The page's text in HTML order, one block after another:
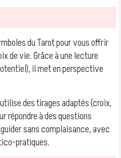
du Tarot pour vous offrir
de vie. Grâce à une lecture
il met en perspective
des tirages adaptés (croix,
répondre à des questions
sans complaisance, avec
pratiques.